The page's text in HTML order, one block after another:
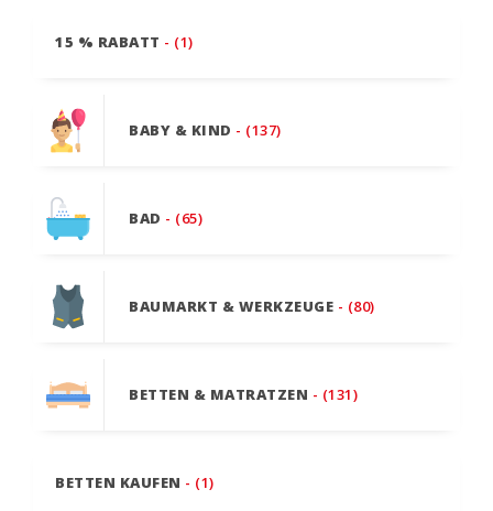
15 % RABATT - (1)
BABY & KIND - (137)
BAD - (65)
BAUMARKT & WERKZEUGE - (80)
BETTEN & MATRATZEN - (131)
BETTEN KAUFEN - (1)